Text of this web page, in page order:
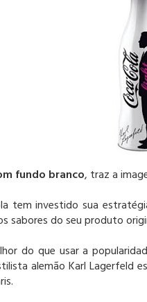
fundo branco, traz a
tem investido sua
sabores do seu produto
do que usar a
alemão Karl Lagerfeld